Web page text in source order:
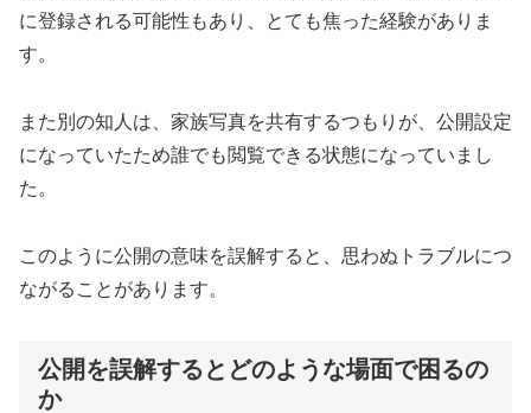
に登録される可能性もあり、とても焦った経験がありま
す。
また別の知人は、家族写真を共有するつもりが、公開設定
になっていたため誰でも閲覧できる状態になっていまし
た。
このように公開の意味を誤解すると、思わぬトラブルにつ
ながることがあります。
公開を誤解するとどのような場面で困るの
か